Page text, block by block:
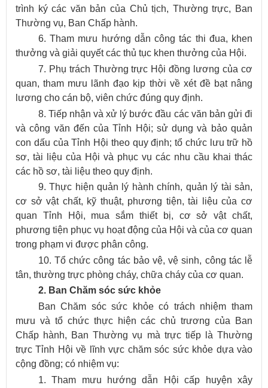
trình ký các văn bản của Chủ tịch, Thường trực, Ban
Thường vụ, Ban Chấp hành.
6. Tham mưu hướng dẫn công tác thi đua, khen
thưởng và giải quyết các thủ tục khen thưởng của Hội.
7. Phụ trách Thường trực Hội đồng lương của cơ
quan, tham mưu lãnh đạo kịp thời về xét đề bạt nâng
lương cho cán bộ, viên chức đúng quy định.
8. Tiếp nhận và xử lý bước đầu các văn bản gửi đi
và công văn đến của Tỉnh Hội; sử dụng và bảo quản
con dấu của Tỉnh Hội theo quy định; tổ chức lưu trữ hồ
sơ, tài liệu của Hội và phục vụ các nhu cầu khai thác
các hồ sơ, tài liệu theo quy định.
9. Thực hiện quản lý hành chính, quản lý tài sản,
cơ sở vật chất, kỹ thuật, phương tiện, tài liệu của cơ
quan Tỉnh Hội, mua sắm thiết bị, cơ sở vật chất,
phương tiện phục vụ hoạt động của Hội và của cơ quan
trong phạm vi được phân công.
10. Tổ chức công tác bảo vệ, vệ sinh, công tác lễ
tân, thường trực phòng cháy, chữa cháy của cơ quan.
2. Ban Chăm sóc sức khỏe
Ban Chăm sóc sức khỏe có trách nhiệm tham
mưu và tổ chức thực hiện các chủ trương của Ban
Chấp hành, Ban Thường vụ mà trực tiếp là Thường
trực Tỉnh Hội về lĩnh vực chăm sóc sức khỏe dựa vào
cộng đồng; có nhiệm vụ:
1. Tham mưu hướng dẫn Hội cấp huyện xây